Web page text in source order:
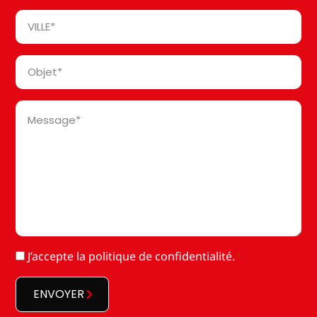
*
Ville
Objet
Message
RGPD
J’accepte la politique de confidentialité. *
ENVOYER